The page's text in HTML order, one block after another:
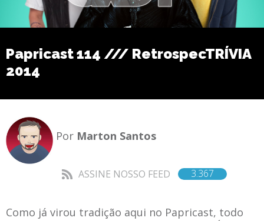
Papricast 114 /// RetrospecTRÍVIA
2014
Por Marton Santos
ASSINE NOSSO FEED 3.367
Como já virou tradição aqui no Papricast, todo